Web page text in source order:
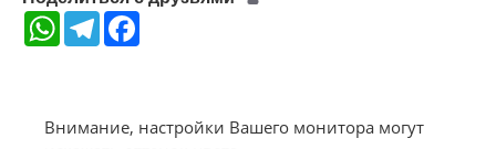
WhatsAppTelegram
Внимание, настройки Вашего монитора могут